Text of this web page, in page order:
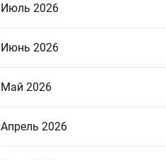
Июль 2026
Июнь 2026
Май 2026
Апрель 2026